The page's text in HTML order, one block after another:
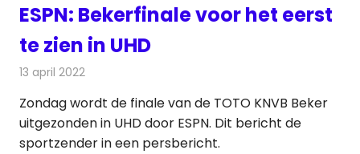
ESPN: Bekerfinale voor het eerst
te zien in UHD
13 april 2022
Zondag wordt de finale van de TOTO KNVB Beker
uitgezonden in UHD door ESPN. Dit bericht de
sportzender in een persbericht.